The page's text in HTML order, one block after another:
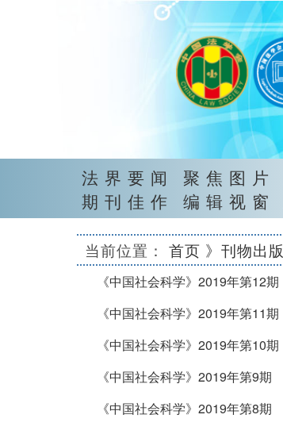
法界要闻 聚焦图片
期刊佳作
编辑视窗
当前位置： 首页 》刊物出版
《中国社会科学》2019年第12期
《中国社会科学》2019年第11期
《中国社会科学》2019年第10期
《中国社会科学》2019年第9期
《中国社会科学》2019年第8期